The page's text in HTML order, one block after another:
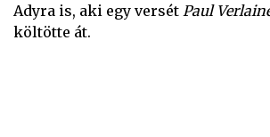
Adyra is, aki egy versét Paul
költötte át.